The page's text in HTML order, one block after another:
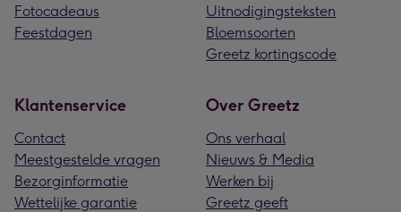
Fotocadeaus
Feestdagen
Uitnodigingsteksten
Bloemsoorten
Greetz kortingscode
Klantenservice
Contact
Meestgestelde vragen
Bezorginformatie
Wettelijke garantie
Over Greetz
Ons verhaal
Nieuws & Media
Werken bij
Greetz geeft